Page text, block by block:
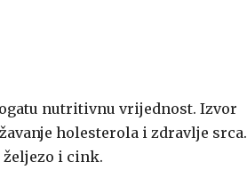
nutritivnu vrijednost. Izvor
holesterola i zdravlje srca.
željezo i cink.